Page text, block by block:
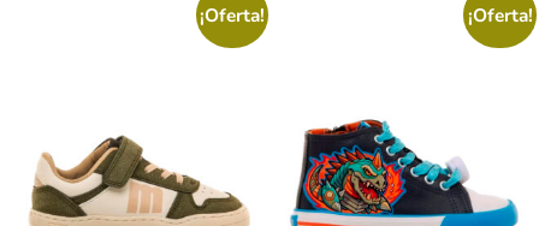
¡Oferta! ¡Oferta!